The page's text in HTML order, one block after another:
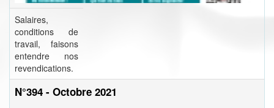
Salaires,
conditions de
travail, faisons
entendre nos
revendications.
N°394 - Octobre 2021